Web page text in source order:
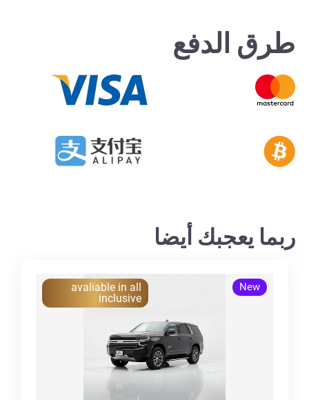
طرق الدفع
ربما يعجبك أيضا
New
avaliable in all
inclusive